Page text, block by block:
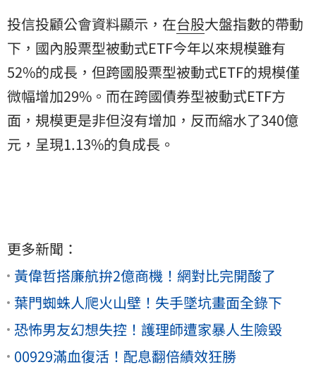
投信投顧公會資料顯示，在台股大盤指數的帶動
下，國內股票型被動式ETF今年以來規模雖有
52%的成長，但跨國股票型被動式ETF的規模僅
微幅增加29%。而在跨國債券型被動式ETF方
面，規模更是非但沒有增加，反而縮水了340億
元，呈現1.13%的負成長。
更多新聞：
黃偉哲搭廉航拚2億商機！網對比完開酸了
葉門蜘蛛人爬火山壁！失手墜坑畫面全錄下
恐怖男友幻想失控！護理師遭家暴人生險毀
00929滿血復活！配息翻倍績效狂勝